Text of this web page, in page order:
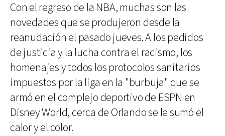
Con el regreso de la NBA, muchas son las
novedades que se produjeron desde la
reanudación el pasado jueves. A los pedidos
de justicia y la lucha contra el racismo, los
homenajes y todos los protocolos sanitarios
impuestos por la liga en la "burbuja" que se
armó en el complejo deportivo de ESPN en
Disney World, cerca de Orlando se le sumó el
calor y el color.